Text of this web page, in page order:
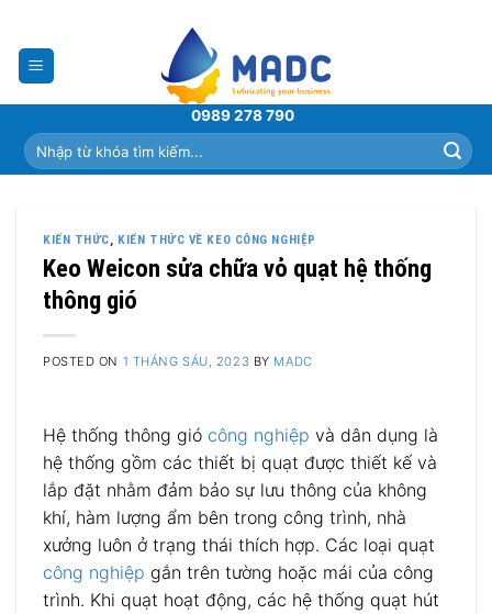
content
0989 278 790
Tìm
kiếm:
KIẾN THỨC, KIẾN THỨC VỀ KEO CÔNG NGHIỆP
Keo Weicon sửa chữa vỏ quạt hệ thống
thông gió
POSTED ON 1 THÁNG SÁU, 2023 BY MADC
Hệ thống thông gió công nghiệp và dân dụng là
hệ thống gồm các thiết bị quạt được thiết kế và
lắp đặt nhằm đảm bảo sự lưu thông của không
khí, hàm lượng ẩm bên trong công trình, nhà
xưởng luôn ở trạng thái thích hợp. Các loại quạt
công nghiệp gắn trên tường hoặc mái của công
trình. Khi quạt hoạt động, các hệ thống quạt hút